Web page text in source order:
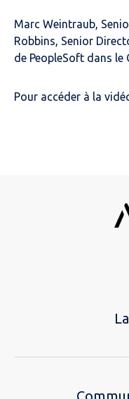
Marc Weintraub,
Robbins, Senior
de PeopleSoft dans le
Pour accéder à la